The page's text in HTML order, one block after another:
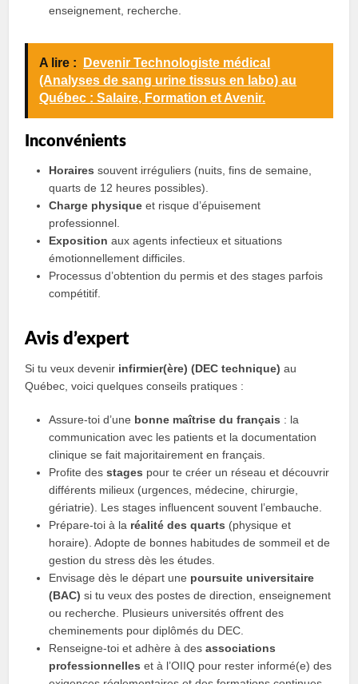
enseignement, recherche.
A lire :
Devenir Technologiste médical
(Analyses de sang urine tissus en labo) au
Québec : Salaire, Formation et Avenir.
Inconvénients
Horaires souvent irréguliers (nuits, fins de semaine,
quarts de 12 heures possibles).
Charge physique et risque d’épuisement
professionnel.
Exposition aux agents infectieux et situations
émotionnellement difficiles.
Processus d’obtention du permis et des stages parfois
compétitif.
Avis d’expert
Si tu veux devenir infirmier(ère) (DEC technique) au
Québec, voici quelques conseils pratiques :
Assure-toi d’une bonne maîtrise du français : la
communication avec les patients et la documentation
clinique se fait majoritairement en français.
Profite desstages pour te créer un réseau et découvrir
différents milieux (urgences, médecine, chirurgie,
gériatrie). Les stages influencent souvent l’embauche.
Prépare-toi à la réalité des quarts (physique et
horaire). Adopte de bonnes habitudes de sommeil et de
gestion du stress dès les études.
Envisage dès le départ une poursuite universitaire
(BAC) si tu veux des postes de direction, enseignement
ou recherche. Plusieurs universités offrent des
cheminements pour diplômés du DEC.
Renseigne-toi et adhère à desassociations
professionnelles et à l’OIIQ pour rester informé(e) des